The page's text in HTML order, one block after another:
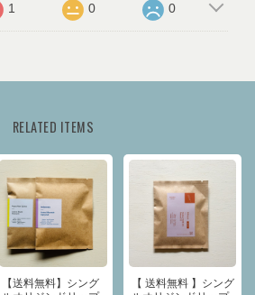
1 0 0
RELATED ITEMS
【送料無料】シング
【 送料無料 】シング